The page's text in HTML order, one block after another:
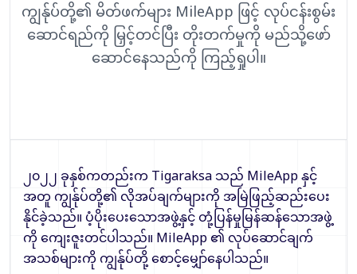
ကျွန်ုပ်တို့၏ မိတ်ဖက်များ MileApp ဖြင့် လုပ်ငန်းစွမ်း
ဆောင်ရည်ကို မြှင့်တင်ပြီး တိုးတက်မှုကို မည်သို့ဖော်
ဆောင်နေသည်ကို ကြည့်ရှုပါ။
၂၀၂၂ ခုနှစ်ကတည်းက Tigaraksa သည် MileApp နှင့်
အတူ ကျွန်ုပ်တို့၏ လိုအပ်ချက်များကို အမြဲဖြည့်ဆည်းပေး
နိုင်ခဲ့သည်။ ပံ့ပိုးပေးသောအဖွဲ့နှင့် တုံ့ပြန်မှုမြန်ဆန်သောအဖွဲ့
ကို ကျေးဇူးတင်ပါသည်။ MileApp ၏ လုပ်ဆောင်ချက်
အသစ်များကို ကျွန်ုပ်တို့ စောင့်မျှော်နေပါသည်။